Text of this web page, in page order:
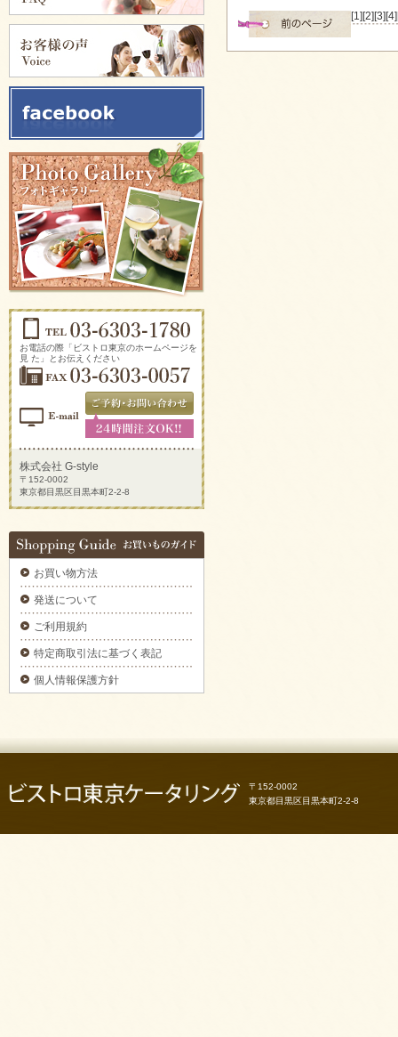
ピンチョスバスケット【要3日前予約】をご注
文いただきました。
フルーツバスケット【要3日前予約】をご注文
イタリアンサンドバスケット 【要3日前予
2025/09/29
カリブ風スパイシージャークチキンをご注文
いただきました。
2025/09/29
ソーセージアソートをご注文いただきまし
た。
2025/09/29
生ハムとチーズのオードブルをご注文いただ
2025/09/29
新鮮トマトのカプレーゼをご注文いただきま
した。
2025/09/29
炙りサーモンのカルパッチョをご注文いただ
きました。
ラグジュアリーパーティプレートをご注文い
2025/09/29
デラックスミートプレートをご注文いただき
ました。
2025/09/29
ブルスケッタカナッペサンドオードブル 【要
カナッペ＆クロスティーニをご注文いただき
ました。
ピンチョスプレートをご注文いただきまし
た。
お電話の際「ビストロ東京のホームページを
見 た」とお伝えください
株式会社 G-style
〒152-0002
東京都目黒区目黒本町2-2-8
お買い物方法
発送について
ご利用規約
特定商取引法に基づく表記
個人情報保護方針
[1] [2] [3] [4]
〒152-0002
東京都目黒区目黒本町2-2-8